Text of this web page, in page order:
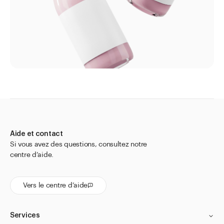
Pour sachets
Capsules à poudre
Flacons compte-gouttes
Flacons à perfusion
Aide et contact
Si vous avez des questions, consultez notre
centre d’aide.
Vers le centre d’aide
Services